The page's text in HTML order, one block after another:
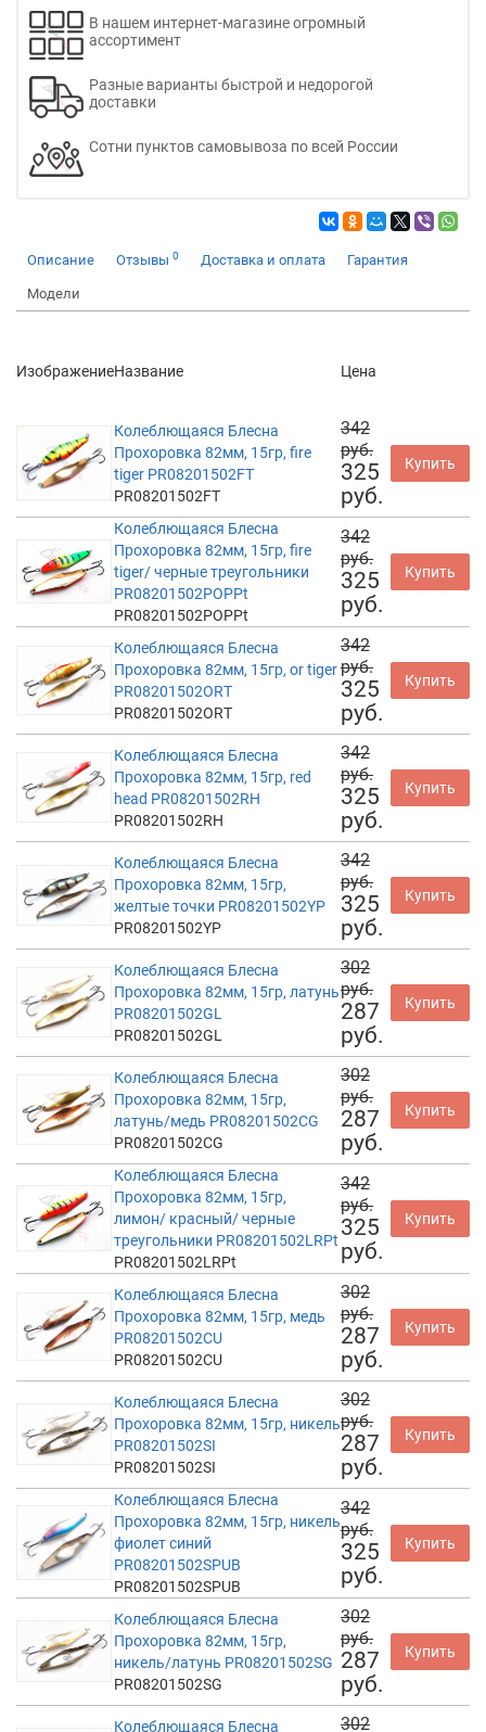
В нашем интернет-магазине огромный
ассортимент
Разные варианты быстрой и недорогой
доставки
Сотни пунктов самовывоза по всей России
Описание Отзывы 0 Доставка и оплата Гарантия
Модели
ИзображениеНазвание Цена
Колеблющаяся Блесна
Прохоровка 82мм, 15гр, fire
tiger PR08201502FT
PR08201502FT
342
руб.
325
руб.
Купить
Колеблющаяся Блесна
Прохоровка 82мм, 15гр, fire
tiger/ черные треугольники
PR08201502POPPt
PR08201502POPPt
342
руб.
325
руб.
Купить
Колеблющаяся Блесна
Прохоровка 82мм, 15гр, or tiger
PR08201502ORT
PR08201502ORT
342
руб.
325
руб.
Купить
Колеблющаяся Блесна
Прохоровка 82мм, 15гр, red
head PR08201502RH
PR08201502RH
342
руб.
325
руб.
Купить
Колеблющаяся Блесна
Прохоровка 82мм, 15гр,
желтые точки PR08201502YP
PR08201502YP
342
руб.
325
руб.
Купить
Колеблющаяся Блесна
Прохоровка 82мм, 15гр, латунь
PR08201502GL
PR08201502GL
302
руб.
287
руб.
Купить
Колеблющаяся Блесна
Прохоровка 82мм, 15гр,
латунь/медь PR08201502CG
PR08201502CG
302
руб.
287
руб.
Купить
Колеблющаяся Блесна
Прохоровка 82мм, 15гр,
лимон/ красный/ черные
треугольники PR08201502LRPt
PR08201502LRPt
342
руб.
325
руб.
Купить
Колеблющаяся Блесна
Прохоровка 82мм, 15гр, медь
PR08201502CU
PR08201502CU
302
руб.
287
руб.
Купить
Колеблющаяся Блесна
Прохоровка 82мм, 15гр, никель
PR08201502SI
PR08201502SI
302
руб.
287
руб.
Купить
Колеблющаяся Блесна
Прохоровка 82мм, 15гр, никель
фиолет синий
PR08201502SPUB
PR08201502SPUB
342
руб.
325
руб.
Купить
Колеблющаяся Блесна
Прохоровка 82мм, 15гр,
никель/латунь PR08201502SG
PR08201502SG
302
руб.
287
руб.
Купить
Колеблющаяся Блесна 302